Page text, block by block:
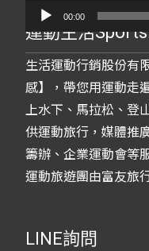
00:00
運動生活
生活運動行銷股份有
感】，帶您用運動走
上水下、馬拉松、登
供運動旅行，媒體推
籌辦、企業運動會等
運動旅遊團由富友旅
LINE詢問